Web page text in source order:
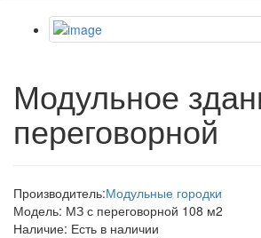
Модульное
переговорной
Производитель:Модульные городки
Модель: МЗ с переговорной 108 м2
Наличие: Есть в наличии